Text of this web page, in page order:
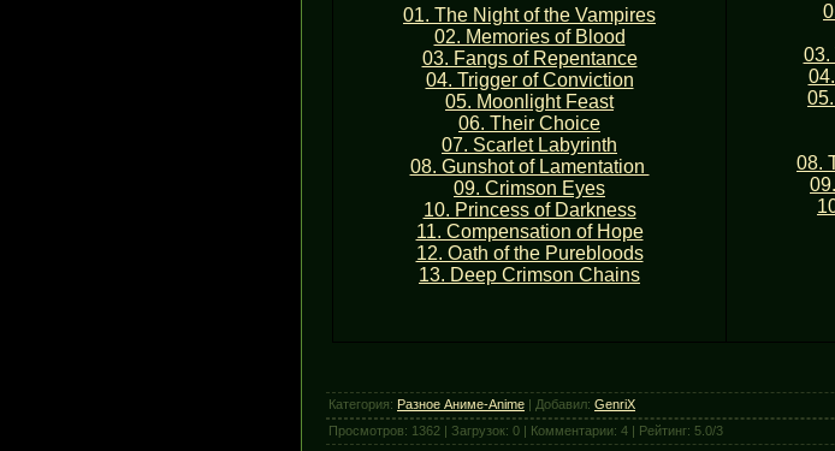
01. The Night of the Vampires
02. Memories of Blood
03. Fangs of Repentance
04. Trigger of Conviction
05. Moonlight Feast
06. Their Choice
07. Scarlet Labyrinth
08. Gunshot of Lamentation
09. Crimson Eyes
10. Princess of Darkness
11. Compensation of Hope
12. Oath of the Purebloods
13. Deep Crimson Chains
03.
08.
Категория: Разное Аниме-Anime Добавил: GenriX
Просмотров: 1362 Загрузок: 0 Комментарии: 4 Рейтинг: 5.0/3